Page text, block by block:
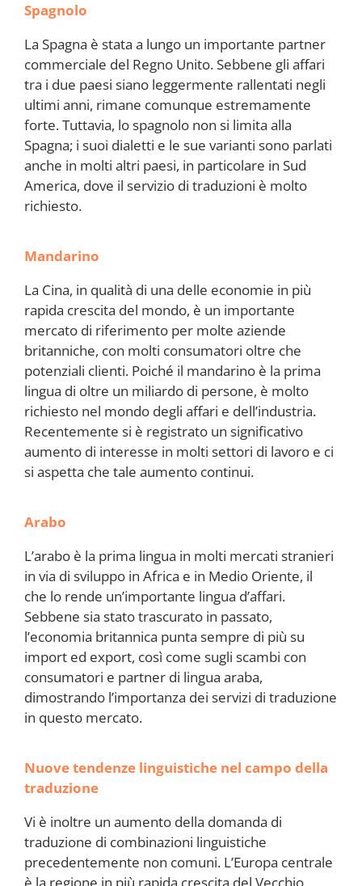
Spagnolo
La Spagna è stata a lungo un importante partner
commerciale del Regno Unito. Sebbene gli affari
tra i due paesi siano leggermente rallentati negli
ultimi anni, rimane comunque estremamente
forte. Tuttavia, lo spagnolo non si limita alla
Spagna; i suoi dialetti e le sue varianti sono parlati
anche in molti altri paesi, in particolare in Sud
America, dove il servizio di traduzioni è molto
richiesto.
Mandarino
La Cina, in qualità di una delle economie in più
rapida crescita del mondo, è un importante
mercato di riferimento per molte aziende
britanniche, con molti consumatori oltre che
potenziali clienti. Poiché il mandarino è la prima
lingua di oltre un miliardo di persone, è molto
richiesto nel mondo degli affari e dell’industria.
Recentemente si è registrato un significativo
aumento di interesse in molti settori di lavoro e ci
si aspetta che tale aumento continui.
Arabo
L’arabo è la prima lingua in molti mercati stranieri
in via di sviluppo in Africa e in Medio Oriente, il
che lo rende un’importante lingua d’affari.
Sebbene sia stato trascurato in passato,
l’economia britannica punta sempre di più su
import ed export, così come sugli scambi con
consumatori e partner di lingua araba,
dimostrando l’importanza dei servizi di traduzione
in questo mercato.
Nuove tendenze linguistiche nel campo della
traduzione
Vi è inoltre un aumento della domanda di
traduzione di combinazioni linguistiche
precedentemente non comuni. L’Europa centrale